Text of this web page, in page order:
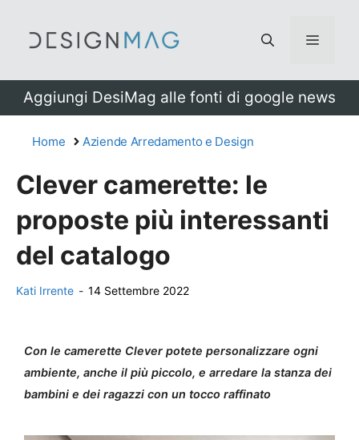
Menu
Aggiungi DesiMag alle fonti di google news
Home Aziende Arredamento e Design
Clever camerette: le
proposte più interessanti
del catalogo
Kati Irrente - 14 Settembre 2022
Con le camerette Clever potete personalizzare ogni
ambiente, anche il più piccolo, e arredare la stanza dei
bambini e dei ragazzi con un tocco raffinato